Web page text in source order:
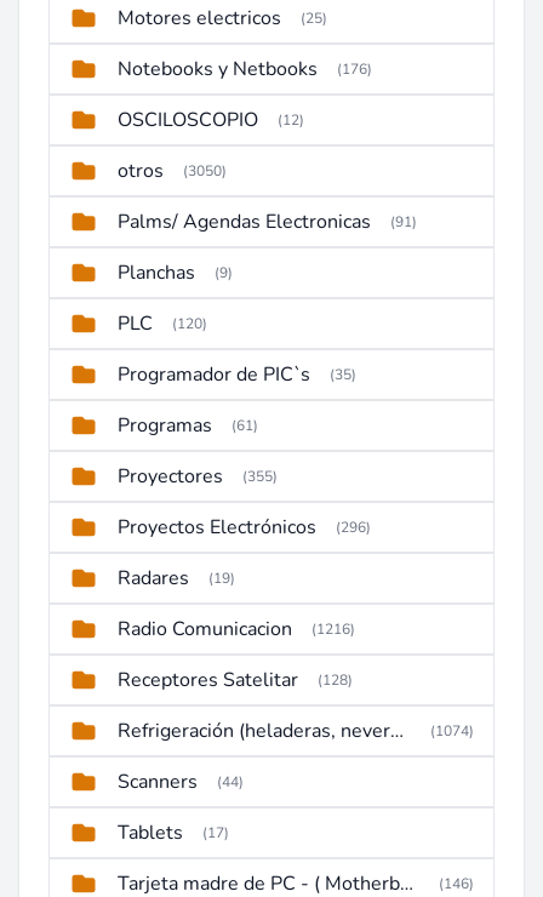
Motores electricos (25)
Notebooks y Netbooks (176)
OSCILOSCOPIO (12)
otros (3050)
Palms/ Agendas Electronicas (91)
Planchas (9)
PLC (120)
Programador de PIC`s (35)
Programas (61)
Proyectores (355)
Proyectos Electrónicos (296)
Radares (19)
Radio Comunicacion (1216)
Receptores Satelitar (128)
Refrigeración (heladeras, neveras, congeladores) (1074)
Scanners (44)
Tablets (17)
Tarjeta madre de PC - ( Motherboard ) (146)